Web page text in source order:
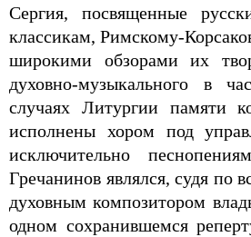
Сергия, посвященные
классикам, Римскому-
широкими обзорами их
духовно-музыкального в
случаях Литургии памяти
исполнены хором под
исключительно
Гречанинов являлся, судя по
духовным композитором
одном сохранившемся